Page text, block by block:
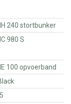
MH 240 stortbunker
ME 100 opvoerband
Black